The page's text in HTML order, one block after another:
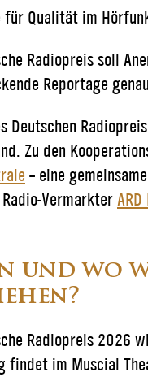
für Qualität im
Radiopreis soll
Reportage
Deutschen
Zu den
– eine
VermarkterARD
und wo
Radiopreis 2026
findet im Muscial